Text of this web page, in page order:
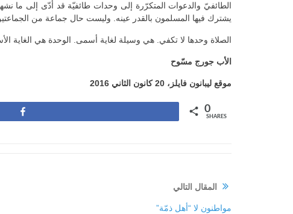
الطائفيّ والدعوات المتكرّرة إلى وحدات طائفيّة قد أدّى إلى ما
يشترك فيها المسلمون بالقدر عينه. وليست حال جماعة من
الصلاة وحدها لا تكفي. هي وسيلة لغاية أسمى. الوحدة هي الغاية
الأب جورج مسّوح
موقع ليبانون فايلز، 20كانون الثاني 2016
0
SHARES
المقال التالي
مواطنون لا “أهل ذمّة”